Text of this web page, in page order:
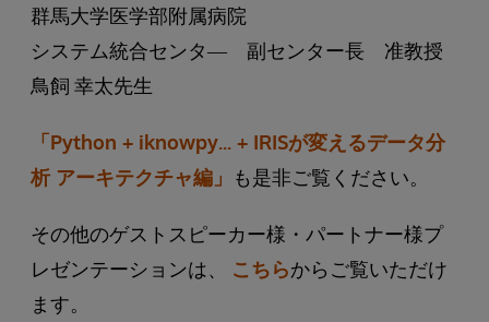
群馬大学医学部附属病院
システム統合センタ― 副センター長 准教授
鳥飼 幸太先生
「Python + iknowpy... + IRISが変えるデータ分
析 アーキテクチャ編」 も是非ご覧ください。
その他のゲストスピーカー様・パートナー様プ
レゼンテーションは、 こちらからご覧いただけ
ます。